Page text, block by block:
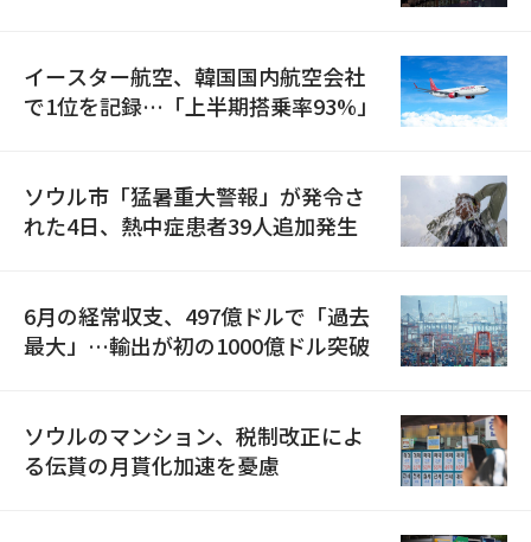
イースター航空、韓国国内航空会社
で1位を記録…「上半期搭乗率93%」
ソウル市「猛暑重大警報」が発令さ
れた4日、熱中症患者39人追加発生
6月の経常収支、497億ドルで「過去
最大」…輸出が初の1000億ドル突破
ソウルのマンション、税制改正によ
る伝貰の月貰化加速を憂慮